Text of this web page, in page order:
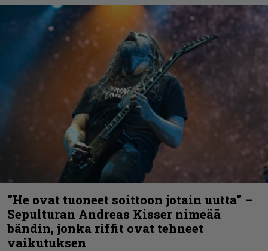
”He ovat tuoneet soittoon jotain uutta” –
Sepulturan Andreas Kisser nimeää
bändin, jonka riffit ovat tehneet
vaikutuksen